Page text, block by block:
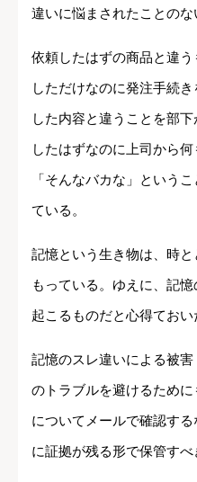
違いに悩まされたことのな
依頼したはずの商品と違
しただけなのに発注手続
した内容と違うことを部
したはずなのに上司から
「そんなバカな」という
ている。
記憶という生き物は、時
もっている。ゆえに、記
起こるものだと心得ておい
記憶のスレ違いによる被
のトラブルを避けるため
についてメールで確認す
に証拠が残る形で保管すべ